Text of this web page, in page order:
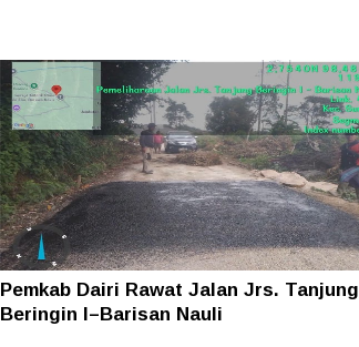
Pemkab Dairi Rawat Jalan Jrs. Tanjung
Beringin I–Barisan Nauli